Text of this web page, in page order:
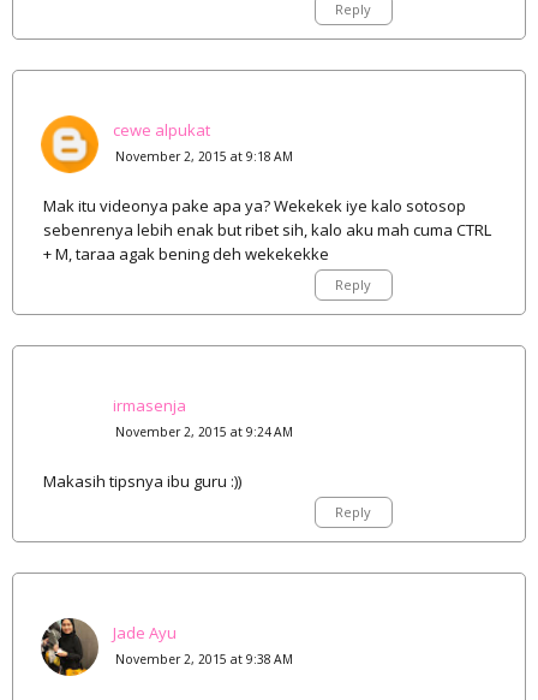
Reply
cewe alpukat
November 2, 2015 at 9:18 AM
Mak itu videonya pake apa ya? Wekekek iye kalo sotosop
sebenrenya lebih enak but ribet sih, kalo aku mah cuma CTRL
+ M, taraa agak bening deh wekekekke
Reply
irmasenja
November 2, 2015 at 9:24 AM
Makasih tipsnya ibu guru :))
Reply
Jade Ayu
November 2, 2015 at 9:38 AM